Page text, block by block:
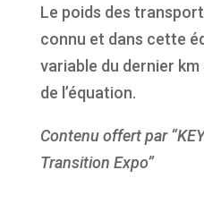
Le poids des
connu et dans cette
variable du dernier
de l’équation.
Contenu offert par
Transition Expo”